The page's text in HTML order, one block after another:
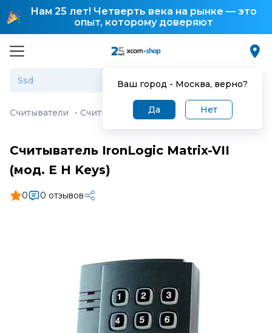
Нам 25 лет! Четверть века на рынке — это
опыт, которому доверяют
Ваш город - Москва, верно?
Да Нет
Считыватели · Считыватель IronLogic Matrix-VII (мод. E
Считыватель IronLogic Matrix-VII
(мод. E H Keys)
0 0 отзывов